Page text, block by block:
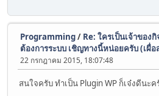
Programming/ Re: ใครเป็นเจ้าของ
ต้องการระบบ เชิญทางนี้หน่อยครับ (เผื่อ
22 กรกฎาคม 2015, 18:07:48
สนใจครับ ทำเป็น Plugin WP ก็เจ๋งดีนะ